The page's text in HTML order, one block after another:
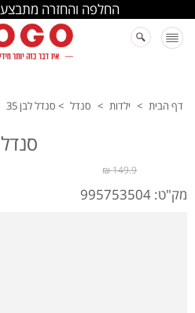
החלפה והחזרה
דף הבית > ילדות > סנדל > סנדל לבן 35
סנדל
149.9 ₪
מק"ט: 995753504